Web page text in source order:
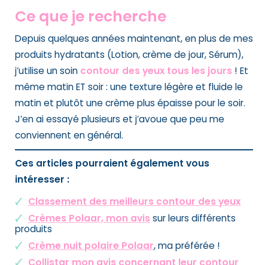
Ce que je recherche
Depuis quelques années maintenant, en plus de mes
produits hydratants (Lotion, crème de jour, Sérum),
j’utilise un soin contour des yeux tous les jours ! Et
même matin ET soir : une texture légère et fluide le
matin et plutôt une crème plus épaisse pour le soir.
J’en ai essayé plusieurs et j’avoue que peu me
conviennent en général.
Ces articles pourraient également vous
intéresser :
Classement des meilleurs contour des yeux
Crèmes Polaar, mon avis sur leurs différents
produits
Crème nuit polaire Polaar, ma préférée !
Collistar mon avis concernant leur contour